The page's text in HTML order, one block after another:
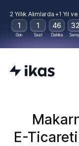
2 Yıllık Alımlarda +1
1
Gün
1
Saat
46
Dakika
31
E-